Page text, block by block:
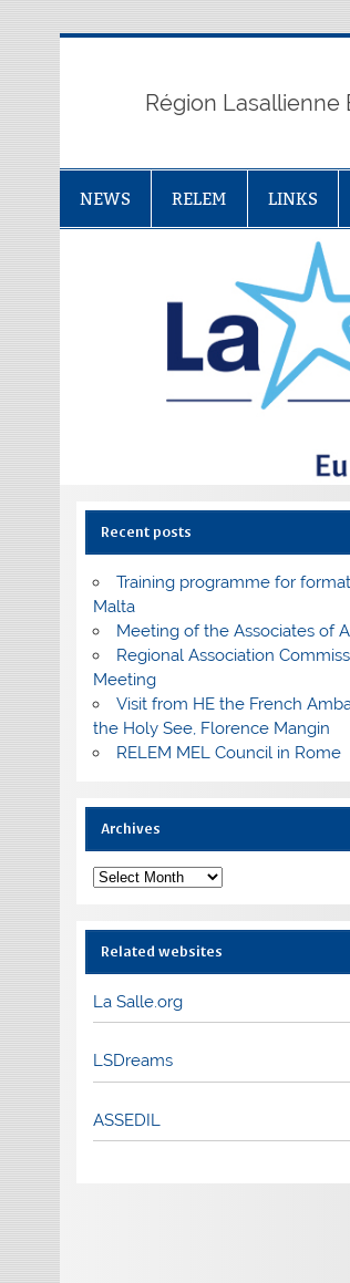
Région
NEWS RELEM LINKS
Recent posts
Training programme for
Malta
Meeting of the Associates of
Regional Association
Meeting
Visit from HE the French
the Holy See, Florence Mangin
RELEM MEL Council in Rome
Archives
Archives
Related websites
La Salle.org
LSDreams
ASSEDIL